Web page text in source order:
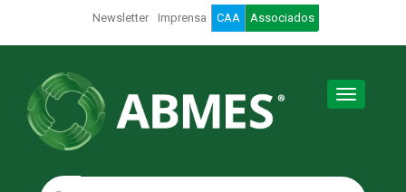
Newsletter Imprensa CAA Associados
Toggle